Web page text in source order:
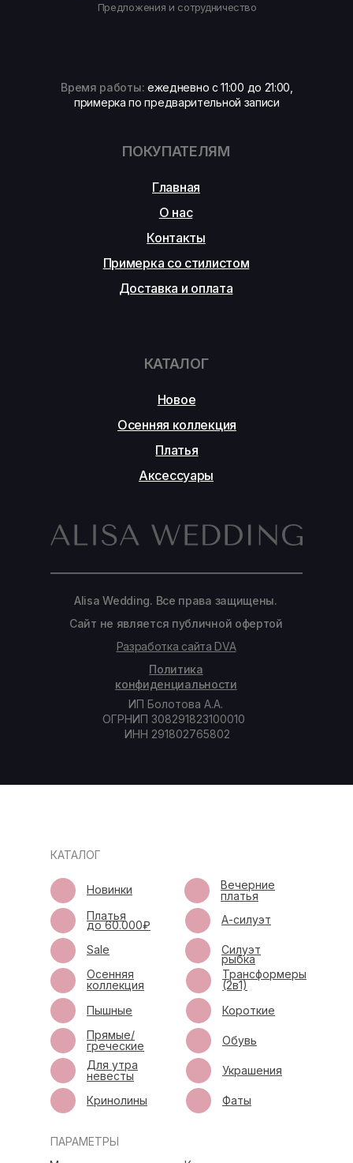
Alisa Wedding. Все права защищены.
Сайт не является публичной офертой
Политика
конфиденциальности
Разработка сайта DVA
Новое
Осенняя коллекция
Платья
Предложения и сотрудничество
Аксессуары
Время работы: ежедневно с 11:00 до 21:00,
примерка по предварительной записи
КАТАЛОГ
ИП Болотова А.А.
ОГРНИП 308291823100010
ИНН 291802765802
Главная
О нас
Контакты
Примерка со стилистом
Доставка и оплата
ПОКУПАТЕЛЯМ
КАТАЛОГ
ПАРАМЕТРЫ
Осенняя
коллекция
Вечерние
платья
Силуэт
рыбка
Новинки
Платья
до 60.000₽ А-силуэт
Пышные
Прямые/
греческие
Трансформеры
(2в1)
Короткие
Обувь
Для утра
невесты
Кринолины
Украшения
Фаты
Sale